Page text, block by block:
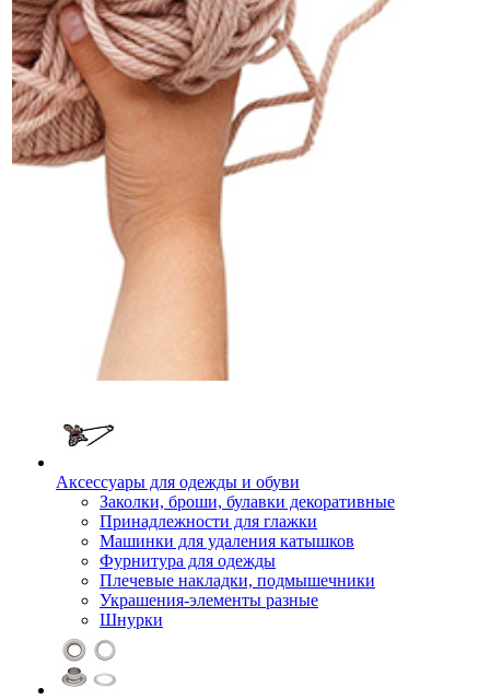
Аксессуары для одежды и обуви
Заколки, броши, булавки декоративные
Принадлежности для глажки
Машинки для удаления катышков
Фурнитура для одежды
Плечевые накладки, подмышечники
Украшения-элементы разные
Шнурки